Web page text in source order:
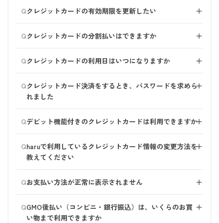
車庫
ントサービス株式会社によって与信審査が行われます。
与信審査の結果についてはharuへも開示されないため、
お問い合わせいただいてもご回答することができませ
代金をお支払いいただいた際に発行される受領書をもっ
て、領収書に代えさせていただきます。
■クレジットカード・Amazonpayをご利用の場合 ご利
る内容でございますので、弊社では確認できかねます。
お手数をおかけしますが、ご利用のカード会社様へお問
い合わせいただくようお願いします。
Qクレジットカードの有効期限を更新したい
＋
後、「ご注文・定期コースについて」よりお支払い方法
を変更・更新できます。 再度、クレジットカード情報
をご登録ください。 ※定期コースのお支払い方法は、
次回お届け日の9日前までにご変更ください。
Qクレジットカードの分割払いはできますか
＋
Qクレジットカードの利用日はいつになりますか
＋
※引き落とし時期はカード会社によって異なります。詳
細はカード会社へお問い合わせください。
Qクレジットカード決済をするとき、パスワードを求めら
れました
＋
入いたしました。 クレジットカードをご利用の際に、
パスワードをご入力いただくことで本人であることを認
証するサービスです。
お手数をおかけいたしますが、お客様に安全にお買い物
をしていただけるようご協力をお願いいたします。
Qデビット機能付きのクレジットカードは利用できますか＋
ます。 デビット機能付きのクレジットカードをご利用
の場合、お客様のカードの有効性を確認した時点（ご利
用枠の与信時）で、 口座より即時引落としとなりま
す。
■商品の発送前にご注文内容の「変更」をご希望の場合
一時的に二重の引き落としが発生いたします。 後日、
Qharuで利用しているクレジットカード情報の変更方法を
教えてください
＋
て」の【お申込み中の定期コース】より、ご変更いただ
けます。
「お支払い情報」より、新しいカード情報をご入力くだ
さい。
Qお支払い方法が正常に表示されません
＋
でのご利用を推奨しております。
QGMO後払い（コンビニ・銀行振込）は、いくらのお買
い物まで利用できますか
＋